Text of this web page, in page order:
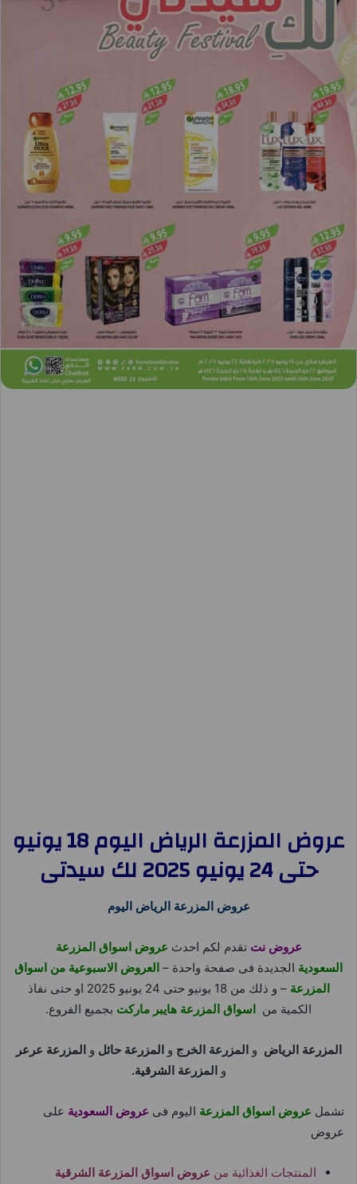
عروض المزرعة الرياض اليوم 18 يونيو
حتى 24 يونيو 2025 لك سيدتى
عروض المزرعة الرياض اليوم
عروض نت تقدم لكم احدث عروض اسواق المزرعة
السعودية الجديدة فى صفحة واحدة – العروض الاسبوعية من اسواق
المزرعة
– و ذلك من 18 يونيو حتى 24 يونيو 2025 او حتى نفاذ
الكمية من اسواق المزرعة هايبر ماركت بجميع الفروع.
المزرعة الرياض والمزرعة الخرج والمزرعة حائل والمزرعة عرعر
والمزرعة الشرقية.
تشمل عروض اسواق المزرعة اليوم فى عروض السعودية على
عروض
المنتجات الغذائية من عروض اسواق المزرعة الشرقية